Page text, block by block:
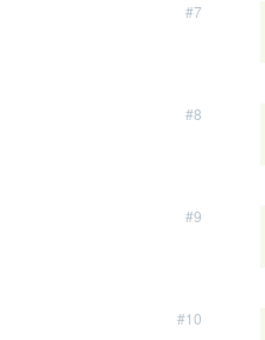
#7
#8
#9
#10